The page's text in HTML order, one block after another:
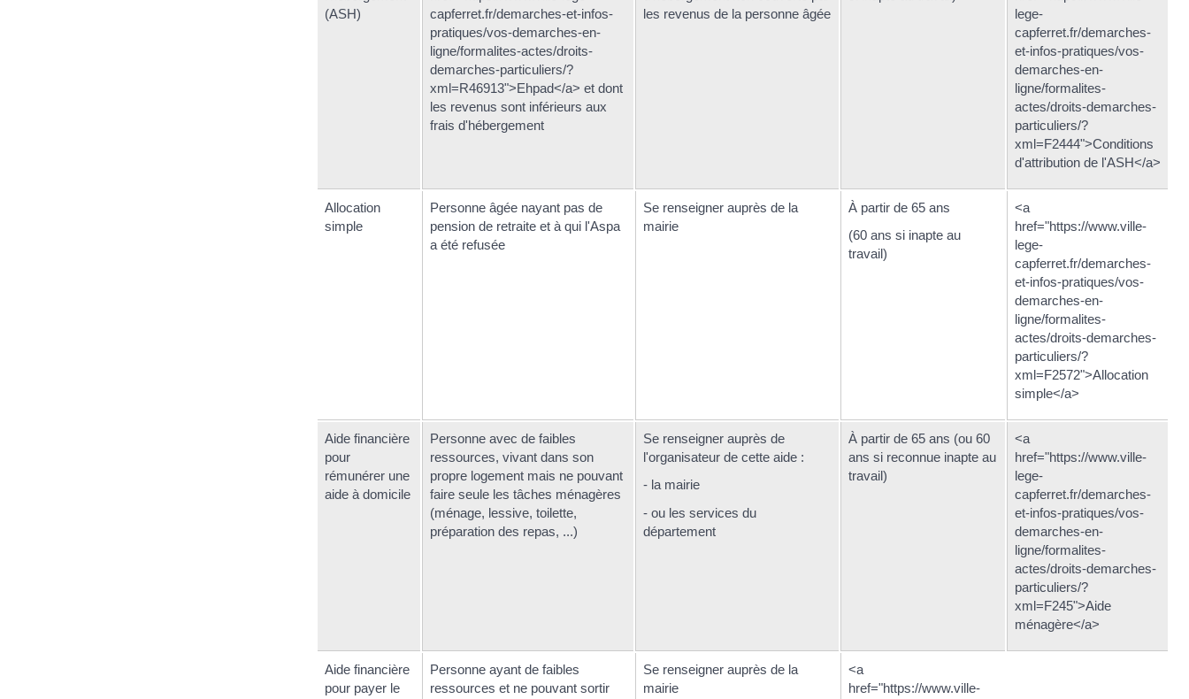
(ASH)
capferret.fr/demarches-et-infos-
pratiques/vos-demarches-en-
ligne/formalites-actes/droits-
demarches-particuliers/?
xml=R46913">Ehpad</a> et dont
les revenus sont inférieurs aux
frais d'hébergement
les revenus de la personne âgée
lege-
capferret.fr/demarches-
et-infos-pratiques/vos-
demarches-en-
ligne/formalites-
actes/droits-demarches-
particuliers/?
xml=F2444">Conditions
d'attribution de l'ASH</a>
Allocation
simple
Personne âgée nayant pas de
pension de retraite et à qui l'Aspa
a été refusée
Se renseigner auprès de la
mairie
À partir de 65 ans
(60 ans si inapte au
travail)
<a
href="https://www.ville-
lege-
capferret.fr/demarches-
et-infos-pratiques/vos-
demarches-en-
ligne/formalites-
actes/droits-demarches-
particuliers/?
xml=F2572">Allocation
simple</a>
Aide financière
pour
rémunérer une
aide à domicile
Personne avec de faibles
ressources, vivant dans son
propre logement mais ne pouvant
faire seule les tâches ménagères
(ménage, lessive, toilette,
préparation des repas, ...)
Se renseigner auprès de
l'organisateur de cette aide :
- la mairie
- ou les services du
département
À partir de 65 ans (ou 60
ans si reconnue inapte au
travail)
<a
href="https://www.ville-
lege-
capferret.fr/demarches-
et-infos-pratiques/vos-
demarches-en-
ligne/formalites-
actes/droits-demarches-
particuliers/?
xml=F245">Aide
ménagère</a>
Aide financière
pour payer le
Personne ayant de faibles
ressources et ne pouvant sortir
Se renseigner auprès de la
mairie
<a
href="https://www.ville-